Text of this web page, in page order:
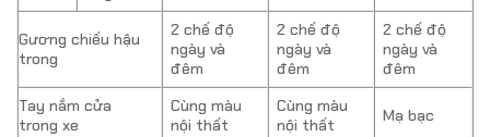
Gương chiếu hậu
trong
2 chế độ
ngày và
đêm
2 chế độ
ngày và
đêm
2 chế độ
ngày và
đêm
Tay nắm cửa
trong xe
Cùng màu
nội thất
Cùng màu
nội thất
Mạ bạc